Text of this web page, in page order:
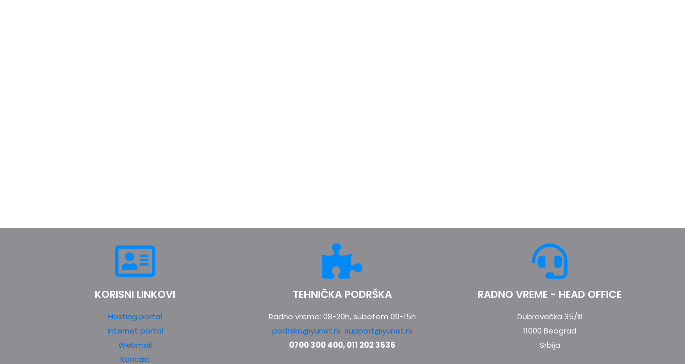
KORISNI LINKOVI
Hosting portal
Internet portal
Webmail
Kontakt
TEHNIČKA PODRŠKA
Radno vreme: 08-20h, subotom 09-15h
podrska@yunet.rs support@yunet.rs
0700 300 400, 011 202 3636
RADNO VREME - HEAD OFFICE
Dubrovačka 35/III
11000 Beograd
Srbija